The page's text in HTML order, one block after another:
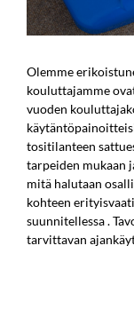
Olemme
kouluttajamme
vuoden
tositilanteen
tarpeiden mukaan
mitä halutaan
kohteen
suunnitellessa .
tarvittavan